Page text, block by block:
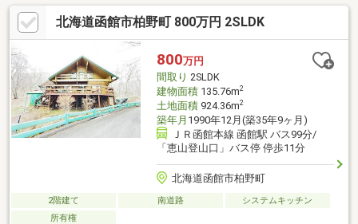
やガーデニング、BBQなど様々な趣味を満喫できます■ 函館市が
運営している温泉が徒歩圏内にありますので、お風呂好きな方に
ピッタリ♪□ 設置されている家具はそのまま引渡しできます。詳
細を確認したい方は「札幌宅商株式会社本店 工藤 TEL：070-
7425-4313」までお問い合わせください！
北海道函館市柏野町 800万円 2SLDK
800万円
間取り 2SLDK
建物面積135.76m2
土地面積924.36m2
築年月 1990年12月(築35年9ヶ月)
ＪＲ函館本線 函館駅 バス99分/
「恵山登山口」バス停 停歩11分
北海道函館市柏野町
2階建て 南道路
システムキッチン
所有権